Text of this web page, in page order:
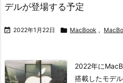
デルが登場する予定
 2022年1月22日  MacBook ,
2022年に
搭載したモデ